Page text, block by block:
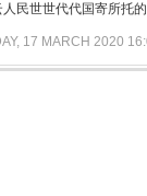
民世世代代国寄所托
17 MARCH 2020